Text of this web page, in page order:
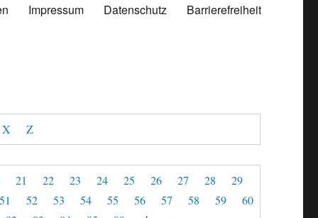
Impressum Datenschutz Barrierefreiheit
X Z
21 22 23 24 25 26 27 28
29
51 52 53 54 55 56 57 58 59
60